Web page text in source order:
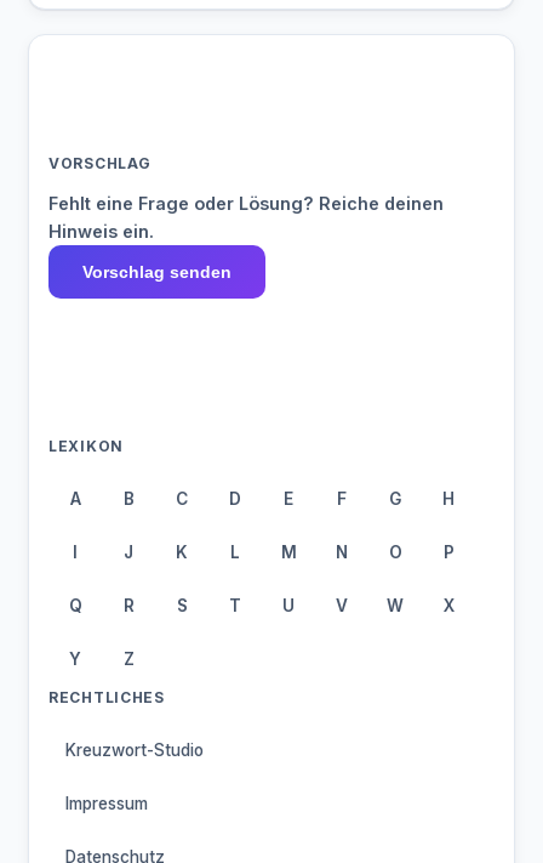
VORSCHLAG
Fehlt eine Frage oder Lösung? Reiche deinen
Hinweis ein.
Vorschlag senden
LEXIKON
A B C D E F G H
I J K L M N O P
Q R S T U V W X
Y Z
RECHTLICHES
Kreuzwort-Studio
Impressum
Datenschutz